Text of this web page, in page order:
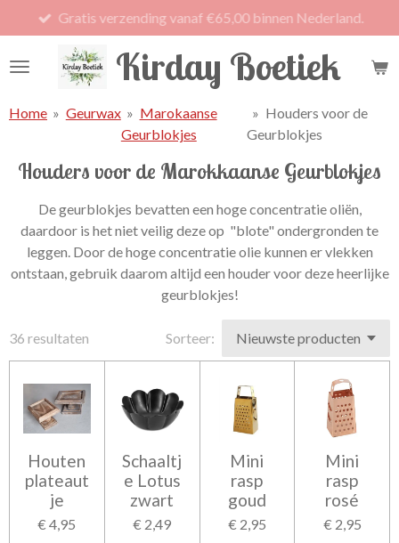
direct
naar
Kirday Boetiek
Gratis verzending vanaf €65,00 binnen Nederland.
Home » Geurwax » Marokaanse
Geurblokjes
» Houders voor de
Geurblokjes
Houders voor de Marokkaanse Geurblokjes
De geurblokjes bevatten een hoge concentratie oliën,
daardoor is het niet veilig deze op "blote" ondergronden te
leggen. Door de hoge concentratie olie kunnen er vlekken
ontstaan, gebruik daarom altijd een houder voor deze heerlijke
geurblokjes!
36 resultaten Sorteer:
Houten
plateaut
je
€ 4,95
Schaaltj
e Lotus
zwart
€ 2,49
Mini
rasp
goud
€ 2,95
Mini
rasp
rosé
€ 2,95